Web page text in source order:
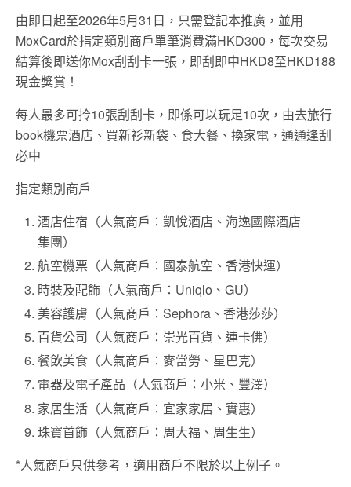
由即日起至2026年5月31日，只需登記本推廣，並用
MoxCard於指定類別商戶單筆消費滿HKD300，每次交易
結算後即送你Mox刮刮卡一張，即刮即中HKD8至HKD188
現金獎賞！
每人最多可拎10張刮刮卡，即係可以玩足10次，由去旅行
book機票酒店、買新衫新袋、食大餐、換家電，通通逢刮
必中
指定類別商戶
酒店住宿（人氣商戶：凱悅酒店、海逸國際酒店
集團）
航空機票（人氣商戶：國泰航空、香港快運）
時裝及配飾（人氣商戶：Uniqlo、GU）
美容護膚（人氣商戶：Sephora、香港莎莎）
百貨公司（人氣商戶：崇光百貨、連卡佛）
餐飲美食（人氣商戶：麥當勞、星巴克）
電器及電子產品（人氣商戶：小米、豐澤）
家居生活（人氣商戶：宜家家居、實惠）
珠寶首飾（人氣商戶：周大福、周生生）
*人氣商戶只供參考，適用商戶不限於以上例子。